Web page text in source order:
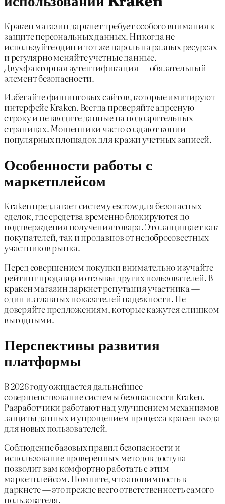
Кракен магазин даркнет требует особого внимания к
защите персональных данных. Никогда не
используйте один и тот же пароль на разных ресурсах
и регулярно меняйте учетные данные.
Двухфакторная аутентификация — обязательный
элемент безопасности.
Избегайте фишинговых сайтов, которые имитируют
интерфейс Kraken. Всегда проверяйте адресную
строку и не вводите данные на подозрительных
страницах. Мошенники часто создают копии
популярных площадок для кражи учетных записей.
Особенности работы с
маркетплейсом
Kraken предлагает систему escrow для безопасных
сделок, где средства временно блокируются до
подтверждения получения товара. Это защищает как
покупателей, так и продавцов от недобросовестных
участников рынка.
Перед совершением покупки внимательно изучайте
рейтинг продавца и отзывы других пользователей. В
кракен магазин даркнет репутация участника —
один из главных показателей надежности. Не
доверяйте предложениям, которые кажутся слишком
выгодными.
Перспективы развития
платформы
В 2026 году ожидается дальнейшее
совершенствование системы безопасности Kraken.
Разработчики работают над улучшением механизмов
защиты данных и упрощением процесса кракен входа
для новых пользователей.
Соблюдение базовых правил безопасности и
использование проверенных методов доступа
позволит вам комфортно работать с этим
маркетплейсом. Помните, что анонимность в
даркнете — это прежде всего ответственность самого
пользователя.